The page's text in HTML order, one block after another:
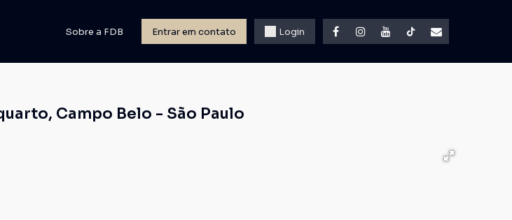
Login
Entrar em contato
Sobre a FDB
Campo Belo - São Paulo